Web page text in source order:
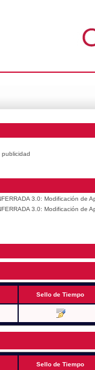
publicidad
3.0: Modificación de
3.0: Modificación de
Sello de Tiempo
Sello de Tiempo